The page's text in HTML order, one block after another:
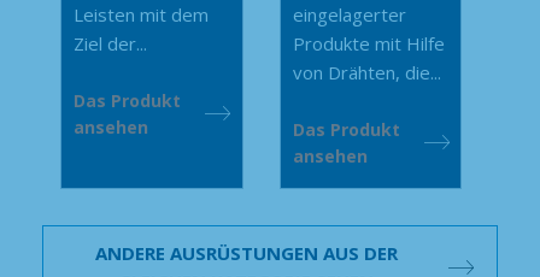
Leisten mit dem
Ziel der...
Das Produkt
ansehen
eingelagerter
Produkte mit Hilfe
von Drähten, die...
Das Produkt
ansehen
ANDERE AUSRÜSTUNGEN AUS DER